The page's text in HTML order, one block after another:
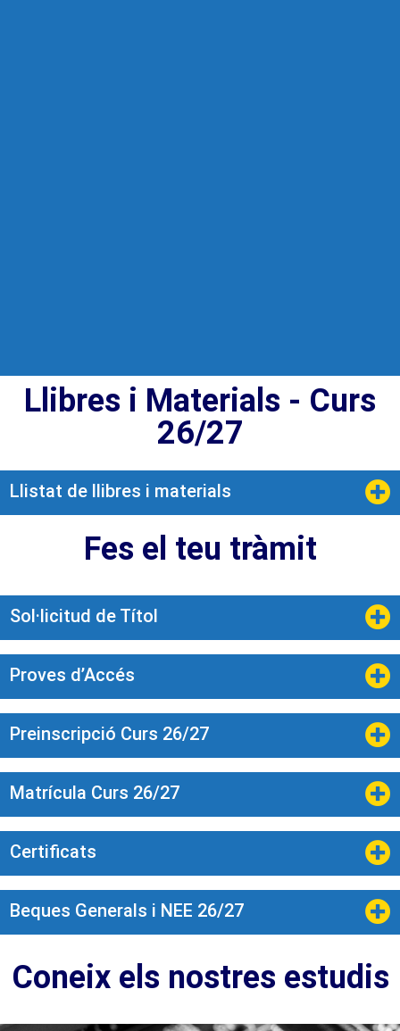
Llibres i Materials - Curs
26/27
Llistat de llibres i materials
Fes el teu tràmit
Sol·licitud de Títol
Proves d’Accés
Preinscripció Curs 26/27
Matrícula Curs 26/27
Certificats
Beques Generals i NEE 26/27
Coneix els nostres estudis